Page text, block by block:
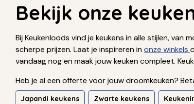
Bekijk onze
Bij Keukenloods vind je keukens in alle stijlen,
scherpe prijzen. Laat je inspireren inonze winkels
vandaag nog en maak jouw keuken compleet.
Heb je al een offerte voor jouw droomkeuken?
Japandi keukens Zwarte keukens